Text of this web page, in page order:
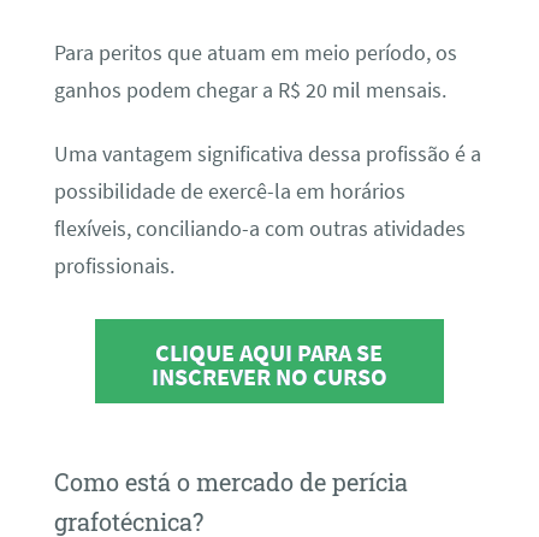
Para peritos que atuam em meio período, os
ganhos podem chegar a R$ 20 mil mensais.
Uma vantagem significativa dessa profissão é a
possibilidade de exercê-la em horários
flexíveis, conciliando-a com outras atividades
profissionais.
CLIQUE AQUI PARA SE
INSCREVER NO CURSO
Como está o mercado de perícia
grafotécnica?